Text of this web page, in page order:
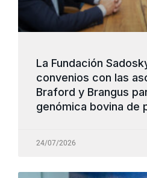
La Fundación
convenios con las
Braford y Brangus
genómica bovina de
24/07/2026